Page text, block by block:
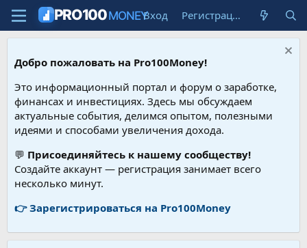
PRO100MONEYВход Регистрация
Добро пожаловать на Pro100Money!
Это информационный портал и форум о заработке,
финансах и инвестициях. Здесь мы обсуждаем
актуальные события, делимся опытом, полезными
идеями и способами увеличения дохода.
💬 Присоединяйтесь к нашему сообществу!
Создайте аккаунт — регистрация занимает всего
несколько минут.
👉 Зарегистрироваться на Pro100Money